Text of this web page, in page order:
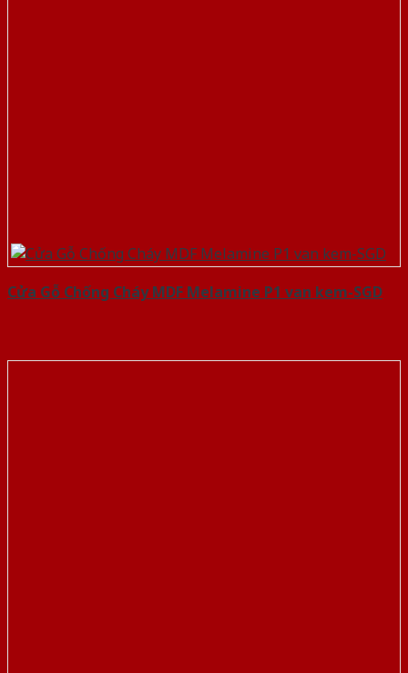
Cửa Gỗ Chống Cháy MDF Melamine P1 van kem-SGD